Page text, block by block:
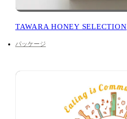
TAWARA HONEY SELECTION
パッケージ